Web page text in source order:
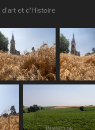
et d'Histoire